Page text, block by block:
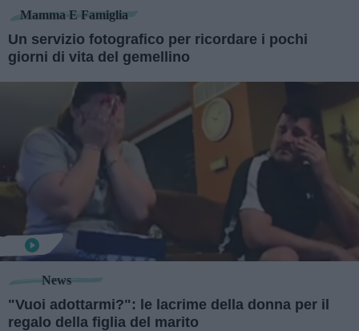
Mamma E Famiglia
Un servizio fotografico per ricordare i pochi
giorni di vita del gemellino
News
"Vuoi adottarmi?": le lacrime della donna per il
regalo della figlia del marito